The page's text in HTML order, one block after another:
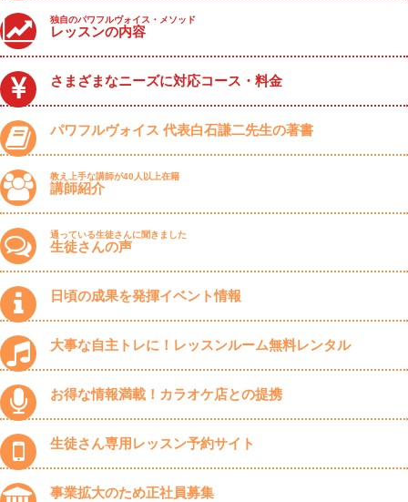
独自のパワフルヴォイス・メソッド
レッスンの内容
さまざまなニーズに対応コース・料金
パワフルヴォイス 代表白石謙二先生の著書
教え上手な講師が40人以上在籍
講師紹介
通っている生徒さんに聞きました
生徒さんの声
日頃の成果を発揮イベント情報
大事な自主トレに！レッスンルーム無料レンタル
お得な情報満載！カラオケ店との提携
生徒さん専用レッスン予約サイト
事業拡大のため正社員募集